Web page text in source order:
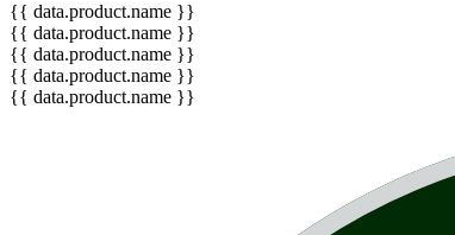
{{ data.product.name }}
{{ data.product.name }}
{{ data.product.name }}
{{ data.product.name }}
{{ data.product.name }}